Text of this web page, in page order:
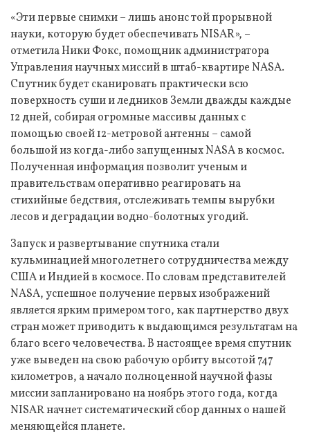
«Эти первые снимки – лишь анонс той прорывной
науки, которую будет обеспечивать NISAR», –
отметила Ники Фокс, помощник администратора
Управления научных миссий в штаб-квартире NASA.
Спутник будет сканировать практически всю
поверхность суши и ледников Земли дважды каждые
12 дней, собирая огромные массивы данных с
помощью своей 12-метровой антенны – самой
большой из когда-либо запущенных NASA в космос.
Полученная информация позволит ученым и
правительствам оперативно реагировать на
стихийные бедствия, отслеживать темпы вырубки
лесов и деградации водно-болотных угодий.
Запуск и развертывание спутника стали
кульминацией многолетнего сотрудничества между
США и Индией в космосе. По словам представителей
NASA, успешное получение первых изображений
является ярким примером того, как партнерство двух
стран может приводить к выдающимся результатам на
благо всего человечества. В настоящее время спутник
уже выведен на свою рабочую орбиту высотой 747
километров, а начало полноценной научной фазы
миссии запланировано на ноябрь этого года, когда
NISAR начнет систематический сбор данных о нашей
меняющейся планете.